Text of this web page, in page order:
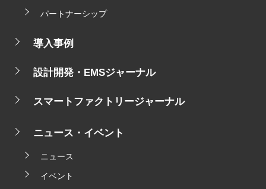
パートナーシップ
導入事例
設計開発・EMSジャーナル
スマートファクトリージャーナル
ニュース・イベント
ニュース
イベント